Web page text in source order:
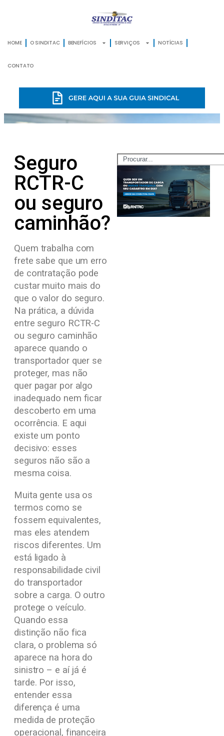
HOME O SINDITAC BENEFÍCIOS SERVIÇOS NOTÍCIAS
CONTATO
Seguro
RCTR-C
ou seguro
caminhão?
Quem trabalha com
frete sabe que um erro
de contratação pode
custar muito mais do
que o valor do seguro.
Na prática, a dúvida
entre seguro RCTR-C
ou seguro caminhão
aparece quando o
transportador quer se
proteger, mas não
quer pagar por algo
inadequado nem ficar
descoberto em uma
ocorrência. E aqui
existe um ponto
decisivo: esses
seguros não são a
mesma coisa.
Muita gente usa os
termos como se
fossem equivalentes,
mas eles atendem
riscos diferentes. Um
está ligado à
responsabilidade civil
do transportador
sobre a carga. O outro
protege o veículo.
Quando essa
distinção não fica
clara, o problema só
aparece na hora do
sinistro – e aí já é
tarde. Por isso,
entender essa
diferença é uma
medida de proteção
operacional, financeira